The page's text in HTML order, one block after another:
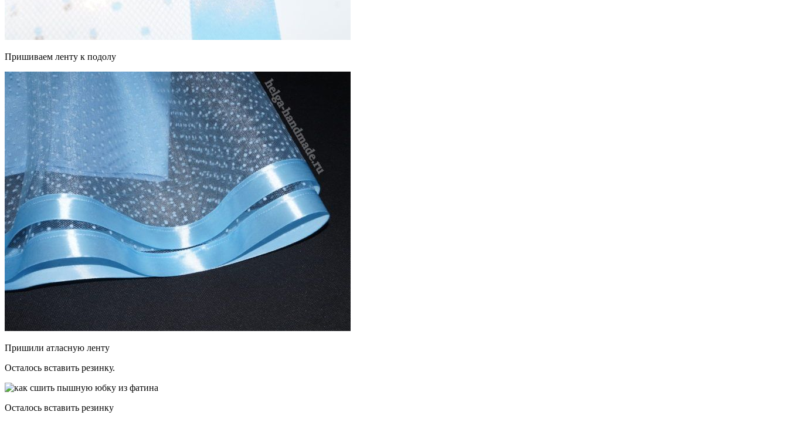
Пришиваем ленту к подолу
Пришили атласную ленту
Осталось вставить резинку.
Осталось вставить резинку